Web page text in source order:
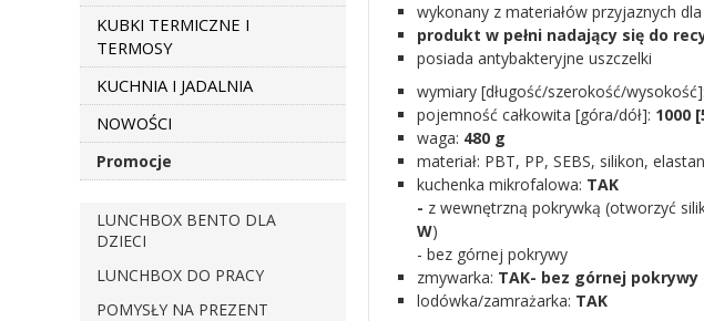
KUBKI TERMICZNE I
TERMOSY
KUCHNIA I JADALNIA
NOWOŚCI
Promocje
LUNCHBOX BENTO DLA
DZIECI
LUNCHBOX DO PRACY
POMYSŁY NA PREZENT
wykonany z materiałów przyjaznych
produkt w pełni nadający się do
posiada antybakteryjne uszczelki
wymiary [długość/szerokość/wysokość]:
pojemność całkowita [góra/dół]: 1000
waga: 480 g
materiał: PBT, PP, SEBS, silikon,
kuchenka mikrofalowa: TAK
- z wewnętrzną pokrywką (otworzyć
W)
- bez górnej pokrywy
zmywarka: TAK- bez górnej pokrywy
lodówka/zamrażarka: TAK